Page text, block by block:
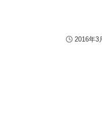
2016年3